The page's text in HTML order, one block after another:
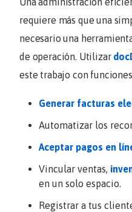
requiere más que una
necesario una
de operación. Utilizar
este trabajo con
Generar facturas
Automatizar los
Aceptar pagos en
Vincular ventas,
en un solo espacio.
Registrar a tus